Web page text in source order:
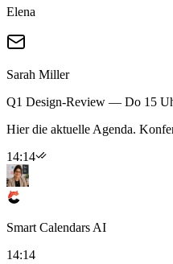
Elena
Sarah Miller
Q1 Design-Review — Do 15
Hier die aktuelle Agenda.
14:14
Smart Calendars AI
14:14